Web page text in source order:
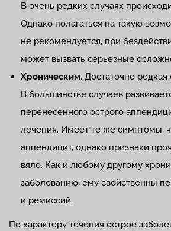
В очень редких случаях
Однако полагаться на такую
не рекомендуется, при
может вызвать серьезные
Хроническим. Достаточно
В большинстве случаев
перенесенного острого
лечения. Имеет те же симптомы,
аппендицит, однако признаки
вяло. Как и любому другому
заболеванию, ему свойственны
и ремиссий.
По характеру течения острое